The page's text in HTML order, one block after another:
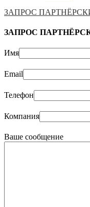
ЗАПРОС
ЗАПРОС
Имя
Email
Телефон
Компания
Ваше сообщение